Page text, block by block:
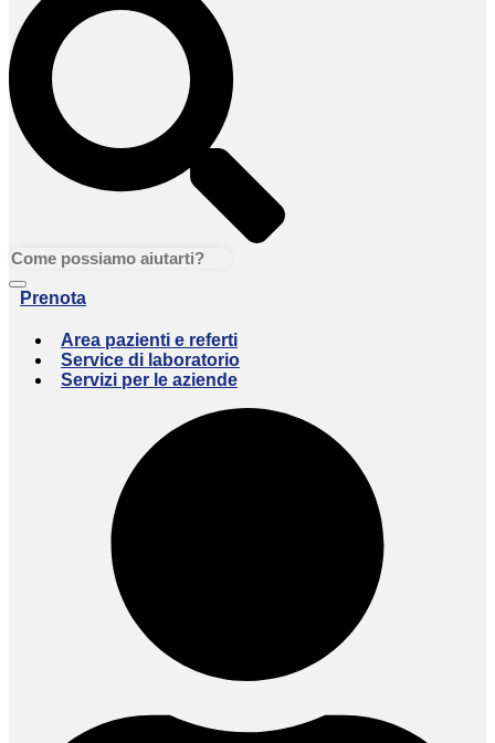
Prenota
Area pazienti e referti
Service di laboratorio
Servizi per le aziende